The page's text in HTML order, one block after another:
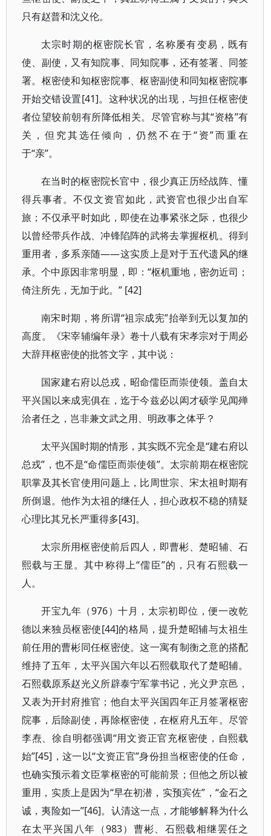
只有赵普和沈义伦。
太宗时期的枢密院长官，名称屡有变易，既有
使、副使，又有知院事、同知院事，还有签署、同签
署。枢密使和知枢密院事、枢密副使和同知枢密院事
开始交错设置[41]。这种状况的出现，与担任枢密使
者位望较前朝有所降低相关。尽管官称与其“资格”有
关，但究其选任倾向，仍然不在于“资”而重在
于“亲”。
在当时的枢密院长官中，很少真正历经战阵、懂
得兵事者。不仅文资官如此，武资官也很少出自军
旅；不仅承平时如此，即使在边事紧张之际，也很少
以曾经带兵作战、冲锋陷阵的武将去掌握枢机。得到
重用者，多系亲随——这实质上是对于五代遗风的继
承。个中原因非常明显，即：“枢机重地，密勿近司；
倚注所先，无加于此。” [42]
南宋时期，将所谓“祖宗成宪”抬举到无以复加的
高度。《宋宰辅编年录》卷十八载有宋孝宗对于周必
大辞拜枢密使的批答文字，其中说：
国家建右府以总戎，昭命儒臣而崇使领。盖自太
平兴国以来成宪俱在，迄于今兹必以闳才硕学见闻殚
洽者任之，岂非兼文武之用、明政事之体乎？
太平兴国时期的情形，其实既不完全是“建右府以
总戎”，也不是“命儒臣而崇使领”。太宗前期在枢密院
职掌及其长官使用问题上，比周世宗、宋太祖时期有
所倒退。他作为太祖的继任人，担心政权不稳的猜疑
心理比其兄长严重得多[43]。
太宗所用枢密使前后四人，即曹彬、楚昭辅、石
熙载与王显。其中称得上“儒臣”的，只有石熙载一
人。
开宝九年（976）十月，太宗初即位，便一改乾
德以来独员枢密使[44]的格局，提升楚昭辅与太祖生
前任用的曹彬同任枢密使。这一寓有制衡之意的搭配
维持了五年，太平兴国六年以石熙载取代了楚昭辅。
石熙载原系赵光义所辟泰宁军掌书记，光义尹京邑，
又表为开封府推官；他自太平兴国四年正月签署枢密
院事，后除副使，再除枢密使，在枢府凡五年。尽管
李焘、徐自明都强调“用文资正官充枢密使，自熙载
始”[45]，这一以“文资正官”身份担当枢密使的任命，
也确实预示着文臣掌枢密的可能前景；但他之所以被
重用，实质上是因为“早在初潜，实预宾佐”，“金石之
诚，夷险如一”[46]。认清这一点，才能够解释为什么
在太平兴国八年（983）曹彬、石熙载相继罢任之